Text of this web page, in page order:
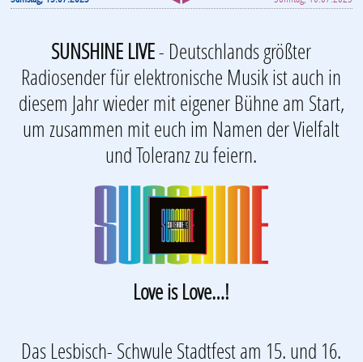
SUNSHINE LIVE- Deutschlands größter
Radiosender für elektronische Musik ist auch in
diesem Jahr wieder mit eigener Bühne am Start,
um zusammen mit euch im Namen der Vielfalt
und Toleranz zu feiern.
Love is Love…!
Das Lesbisch- Schwule Stadtfest am 15. und 16.